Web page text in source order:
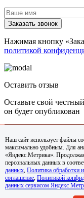
Заказать звонок
Нажимая кнопку
политикой
Оставить отзыв
Оставьте свой
он будет опубликован
Нажимая кнопку
политикой
Наш сайт использует файлы
максимально удобным. Для
«Яндекс.Метрика». Продолжая
персональных данных в
данных, Политика обработки
соглашение, Политикой
данных сервисом Яндекс